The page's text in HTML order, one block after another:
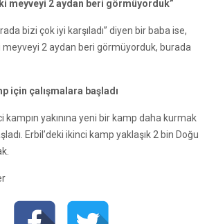
meyveyi 2 aydan beri görmüyorduk”
bizi çok iyi karşıladı” diyen bir baba ise,
meyveyi 2 aydan beri görmüyorduk, burada
için çalışmalara başladı
kampın yakınına yeni bir kamp daha kurmak
Erbil’deki ikinci kamp yaklaşık 2 bin Doğu